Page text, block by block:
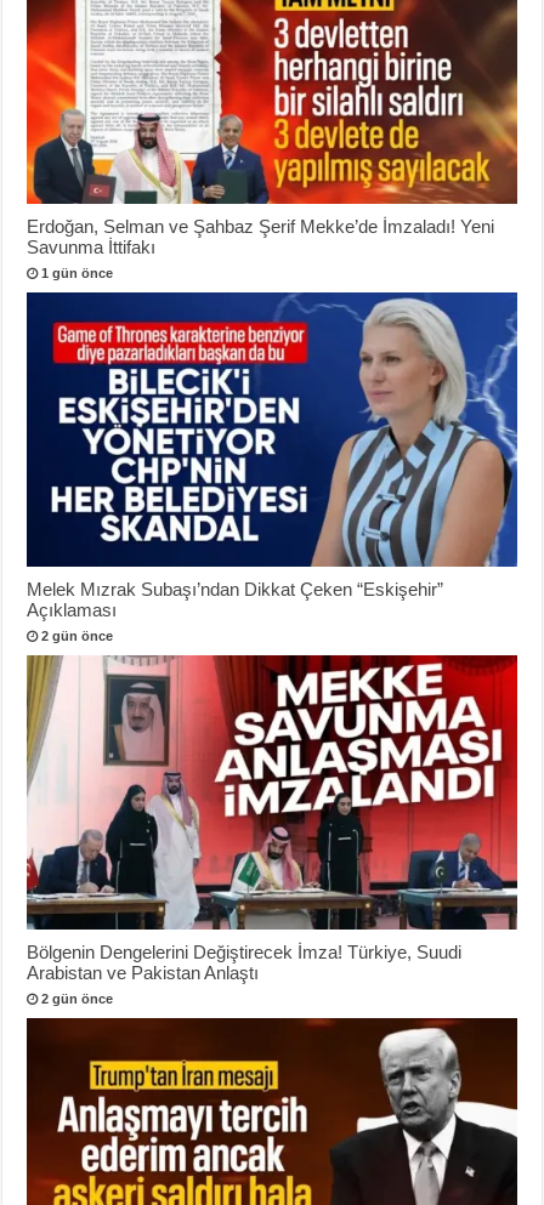
Erdoğan, Selman ve Şahbaz Şerif Mekke’de İmzaladı! Yeni
Savunma İttifakı
1 gün önce
Melek Mızrak Subaşı’ndan Dikkat Çeken “Eskişehir”
Açıklaması
2 gün önce
Bölgenin Dengelerini Değiştirecek İmza! Türkiye, Suudi
Arabistan ve Pakistan Anlaştı
2 gün önce